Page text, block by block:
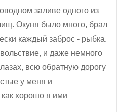
заливе одного из
Окуня было много, брал
каждый заброс - рыбка.
и даже немного
всю обратную дорогу
у меня и
хорошо я ими